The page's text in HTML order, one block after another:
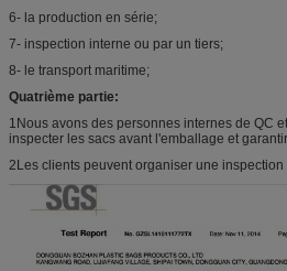
6- la production en série;
7- inspection interne ou par un tiers;
8- le transport maritime;
Quatrième partie:
1Nous avons des personnes internes de QC
inspecter les sacs avant l'emballage et
2Les clients peuvent organiser une